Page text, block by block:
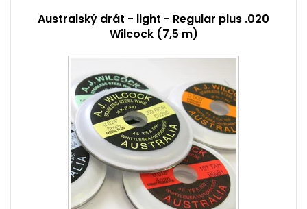
Australský drát - light - Regular plus .020
Wilcock (7,5 m)